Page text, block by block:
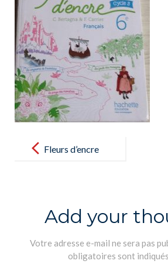
navigationFleurs d’encre
Add your
Votre adresse e-mail ne sera pas
obligatoires sont